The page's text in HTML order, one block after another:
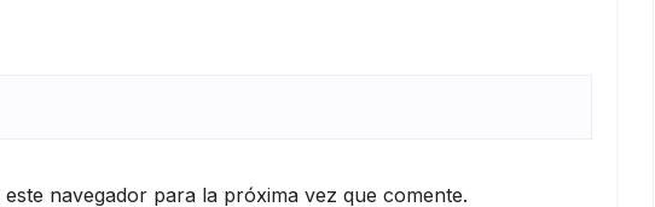
navegador para la próxima vez que comente.